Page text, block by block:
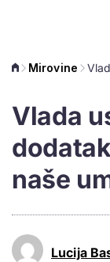
Mirovine
Vlada
naše
Lucija